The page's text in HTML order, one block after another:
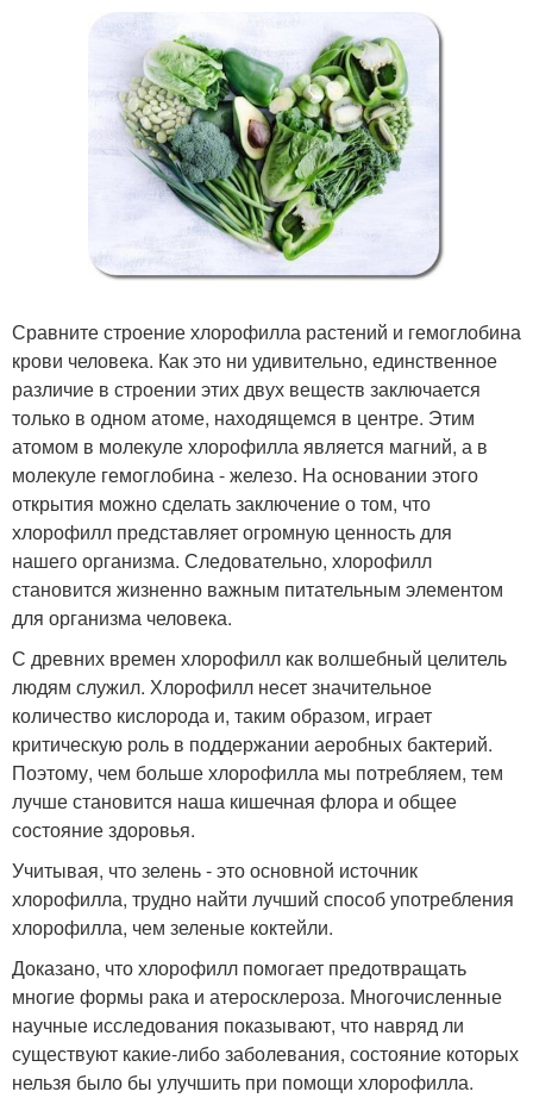
Сравните строение хлорофилла растений и гемоглобина
крови человека. Как это ни удивительно, единственное
различие в строении этих двух веществ заключается
только в одном атоме, находящемся в центре. Этим
атомом в молекуле хлорофилла является магний, а в
молекуле гемоглобина - железо. На основании этого
открытия можно сделать заключение о том, что
хлорофилл представляет огромную ценность для
нашего организма. Следовательно, хлорофилл
становится жизненно важным питательным элементом
для организма человека.
С древних времен хлорофилл как волшебный целитель
людям служил. Хлорофилл несет значительное
количество кислорода и, таким образом, играет
критическую роль в поддержании аеробных бактерий.
Поэтому, чем больше хлорофилла мы потребляем, тем
лучше становится наша кишечная флора и общее
состояние здоровья.
Учитывая, что зелень - это основной источник
хлорофилла, трудно найти лучший способ употребления
хлорофилла, чем зеленые коктейли.
Доказано, что хлорофилл помогает предотвращать
многие формы рака и атеросклероза. Многочисленные
научные исследования показывают, что навряд ли
существуют какие-либо заболевания, состояние которых
нельзя было бы улучшить при помощи хлорофилла.